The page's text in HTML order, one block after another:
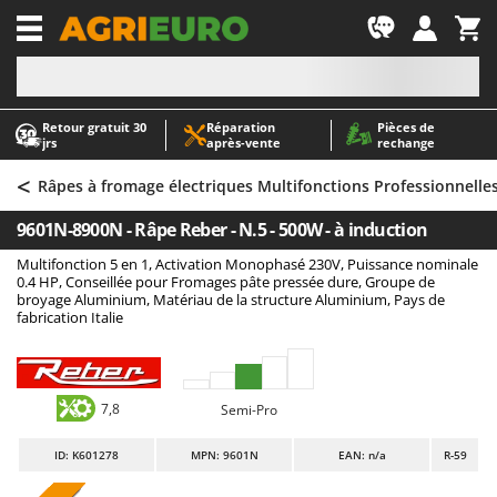
Retour gratuit 30
jrs
Réparation
après‑vente
Pièces de
rechange
-1
A
Abris de jardin
Accessoires pour tracteurs tondeuses autoportés
Aérateurs Scarificateurs pour gazon
Arracheuses de pommes de terre pour tracteur
Aspirateurs - Balais Électriques
Aspirateurs à cendres
Aspirateurs à feuilles sur roues
Aspirateurs de piscine
Aspirateurs Multifonctions
Atomiseurs agricoles pour tracteurs
Atomiseurs pour traitements
A
AgriEuro Premium
AgriEuro TOP-LINE
AGT
Aima
Airmec
ALA 2000
Alce
Alpina
Ama
< Râpes à fromage électriques Multifonctions
9601N-8900N - Râpe Reber - N.5 - 500W - à induction
Multifonction 5 en 1, Activation Monophasé 230V, Puissance nominale
0.4 HP, Conseillée pour Fromages pâte pressée dure, Groupe de
broyage Aluminium, Matériau de la structure Aluminium, Pays de
fabrication Italie
7,8 Semi-Pro
ID: K601278 MPN: 9601N EAN: n/a R-59